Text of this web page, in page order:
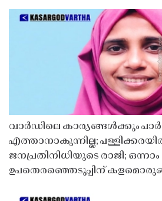
വാർഡിലെ കാര്യങ്ങൾക്കും
എത്താനാകുന്നില്ല;
ജനപ്രതിനിധിയുടെ രാജി;
ഉപതെരഞ്ഞെടുപ്പിന്